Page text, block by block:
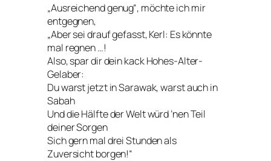
„Ausreichend genug“, möchte ich mir
entgegnen,
„Aber sei drauf gefasst, Kerl: Es könnte
mal regnen …!
Also, spar dir dein kack Hohes-Alter-
Gelaber:
Du warst jetzt in Sarawak, warst auch in
Sabah
Und die Hälfte der Welt würd ’nen Teil
deinerSorgen
Sich gern mal drei Stundenals
Zuversichtborgen!“